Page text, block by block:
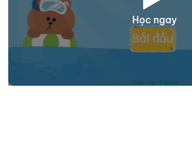
Học ngay